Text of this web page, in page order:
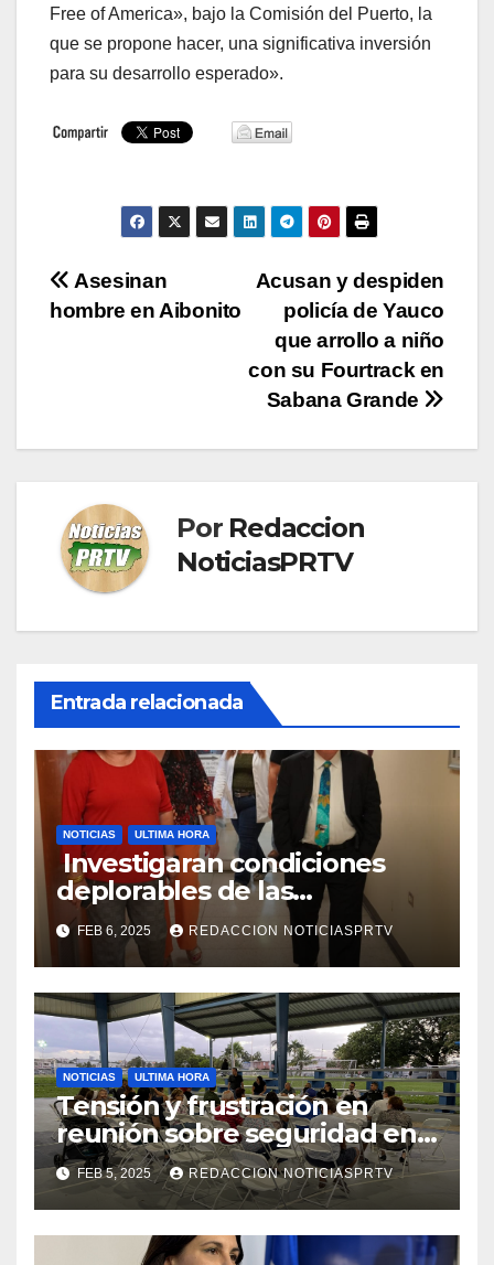
Free of America», bajo la Comisión del Puerto, la
que se propone hacer, una significativa inversión
para su desarrollo esperado».
Navegación
Acusan y despiden
policía de Yauco
que arrollo a niño
con su Fourtrack en
Sabana Grande
Asesinan
hombre en Aibonito
Por Redaccion
NoticiasPRTV
Entrada relacionada
NOTICIAS ULTIMA HORA
Investigaran condiciones
deplorables de las
facilidades el Departamento
de la Salud en Mayagüez
FEB 6, 2025 REDACCION NOTICIASPRTV
NOTICIAS ULTIMA HORA
Tensión y frustración en
reunión sobre seguridad en
Reparto Metropolitano
FEB 5, 2025 REDACCION NOTICIASPRTV